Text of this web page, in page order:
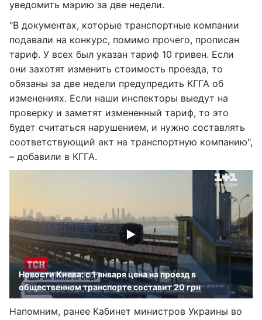
уведомить мэрию за две недели.
"В документах, которые транспортные компании
подавали на конкурс, помимо прочего, прописан
тариф. У всех был указан тариф 10 гривен. Если
они захотят изменить стоимость проезда, то
обязаны за две недели предупредить КГГА об
изменениях. Если наши инспекторы выедут на
проверку и заметят измененный тариф, то это
будет считаться нарушением, и нужно составлять
соответствующий акт на транспортную компанию",
– добавили в КГГА.
Новости Киева: с 1 января цена на проезд в
общественном транспорте составит 20 грн
Напомним, ранее Кабинет министров Украины во